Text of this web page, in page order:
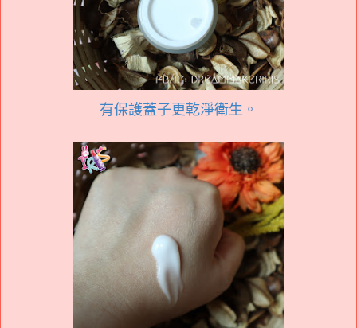
有保護蓋子更乾淨衛生。